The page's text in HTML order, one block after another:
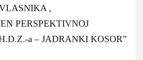
,
PERSPEKTIVNOJ
a – JADRANKI KOSOR”